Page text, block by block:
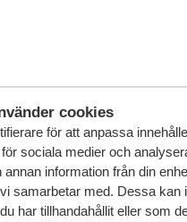
cookies
för att anpassa
sociala medier och
information från din
samarbetar med. Dessa kan
har tillhandahållit eller som